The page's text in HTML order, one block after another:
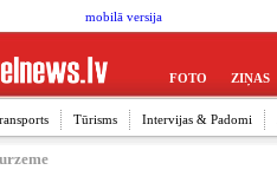
mobilā versija
FOTO ZIŅAS
Tūrisms Intervijas & Padomi